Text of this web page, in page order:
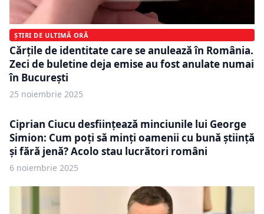
ȘTIRI DE ULTIMĂ ORĂ
Cărțile de identitate care se anulează în România.
Zeci de buletine deja emise au fost anulate numai
în București
25 noiembrie 2025
Ciprian Ciucu desființează minciunile lui George
Simion: Cum poți să minți oamenii cu bună știință
și fără jenă? Acolo stau lucrători români
6 noiembrie 2025